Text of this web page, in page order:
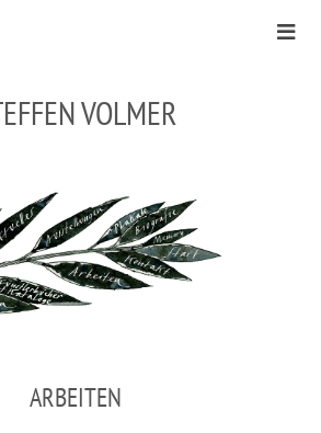
VOLMER
ARBEITEN